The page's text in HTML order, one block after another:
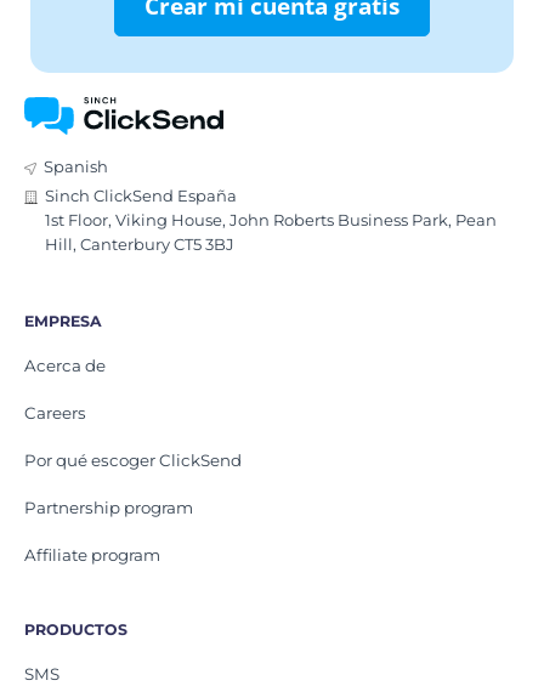
Spanish
Sinch ClickSend España
1st Floor, Viking House, John Roberts Business Park, Pean
Hill, Canterbury CT5 3BJ
EMPRESA
Acerca de
Careers
Por qué escoger ClickSend
Partnership program
Affiliate program
PRODUCTOS
SMS